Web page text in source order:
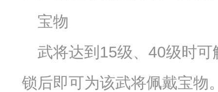
宝物
武将达到15级、40级时
锁后即可为该武将佩戴宝物